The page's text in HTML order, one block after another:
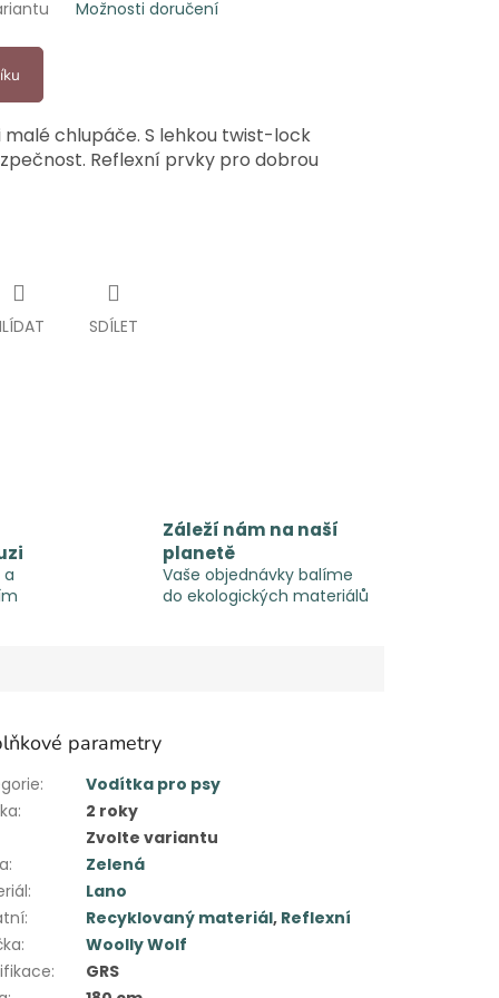
Možnosti doručení
chlupáče. S lehkou twist-lock
Reflexní prvky pro dobrou
SDÍLET
Záleží nám na naší
planetě
Vaše objednávky balíme
do ekologických materiálů
parametry
:
Vodítka pro psy
:
2 roky
Zvolte variantu
:
Zelená
:
Lano
: Recyklovaný materiál, Reflexní
:
Woolly Wolf
:
GRS